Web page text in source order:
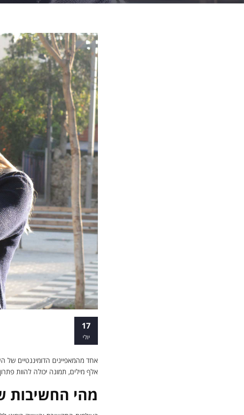
17
יולי
אחד מהמאפיינים הדומיננטיים של
אלף מילים, תמונה יכולה להוות
מהי החשיבות